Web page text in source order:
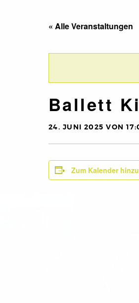
« Alle Veranstaltungen
Ballett
24. JUNI 2025 VON
Zum Kalender